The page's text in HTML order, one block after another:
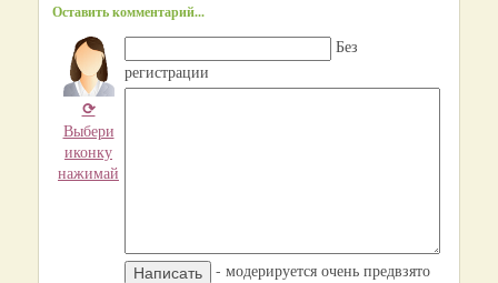
Оставить комментарий...
⟳
Выбери
иконку
нажимай
Без
регистрации
- модерируется очень предвзято